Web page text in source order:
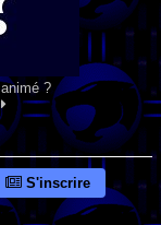
?
S'inscrire